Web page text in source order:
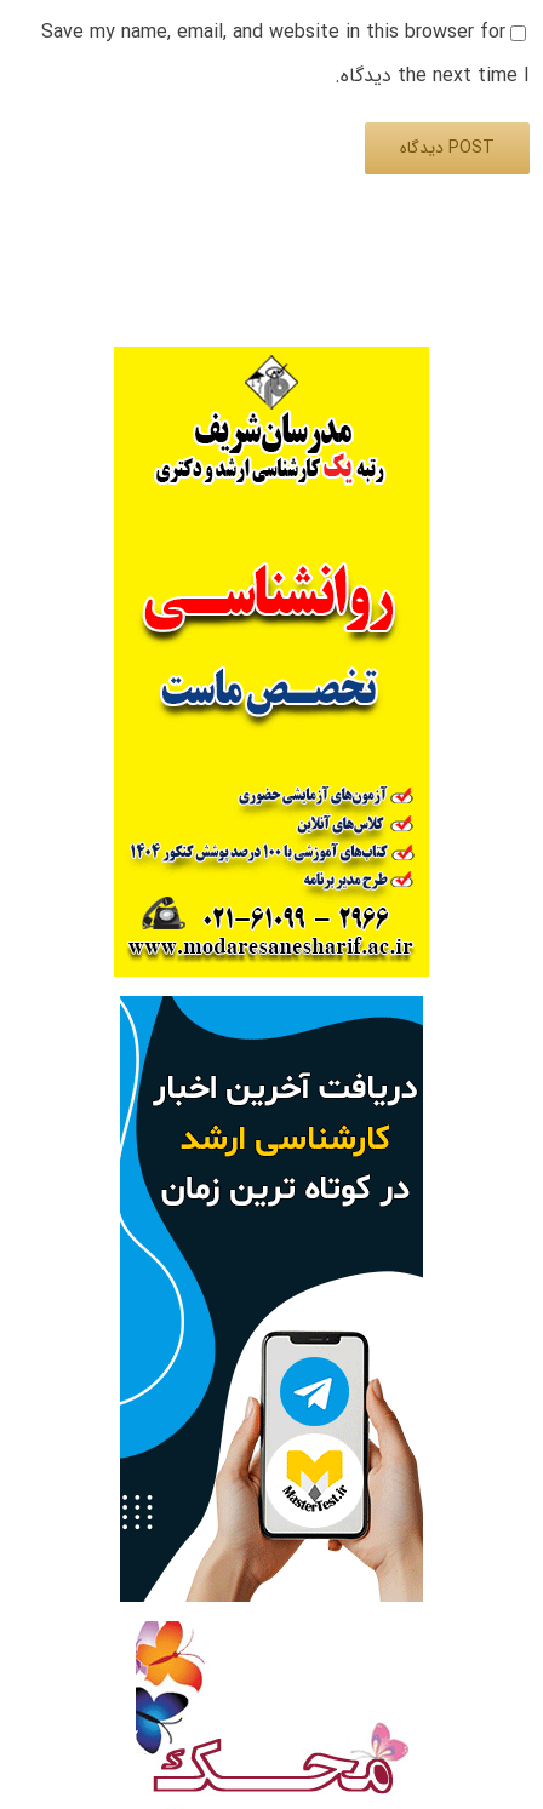
Save my name, email, and website in this browser for
the next time I دیدگاه.